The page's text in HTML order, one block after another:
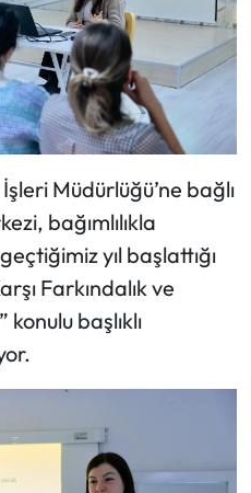
Müdürlüğü’ne bağlı
bağımlılıkla
yıl başlattığı
Farkındalık ve
başlıklı